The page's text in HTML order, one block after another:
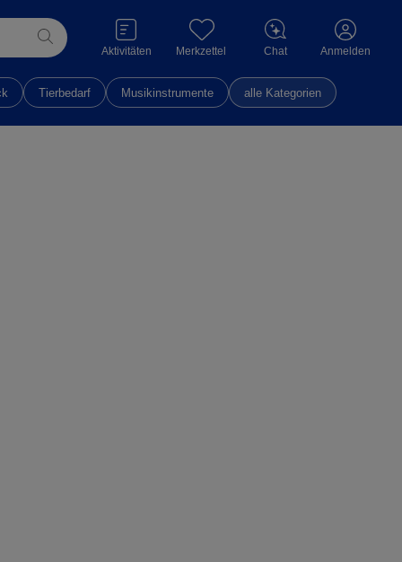
Aktivitäten Merkzettel Chat Anmelden
Tierbedarf Musikinstrumente alle Kategorien